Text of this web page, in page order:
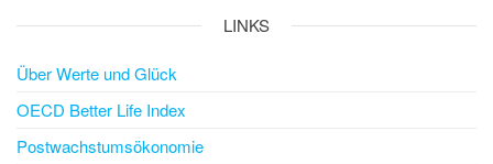
LINKS
Über Werte und Glück
OECD Better Life Index
Postwachstumsökonomie